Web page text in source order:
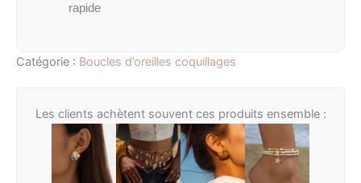
rapide
Catégorie : Boucles d’oreilles coquillages
Les clients achètent souvent ces produits ensemble :